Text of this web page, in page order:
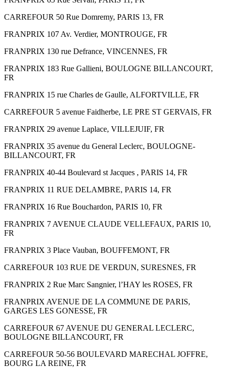
CARREFOUR 50 Rue Domremy, PARIS 13, FR
FRANPRIX 107 Av. Verdier, MONTROUGE, FR
FRANPRIX 130 rue Defrance, VINCENNES, FR
FRANPRIX 183 Rue Gallieni, BOULOGNE BILLANCOURT,
FR
FRANPRIX 15 rue Charles de Gaulle, ALFORTVILLE, FR
CARREFOUR 5 avenue Faidherbe, LE PRE ST GERVAIS, FR
FRANPRIX 29 avenue Laplace, VILLEJUIF, FR
FRANPRIX 35 avenue du General Leclerc, BOULOGNE-
BILLANCOURT, FR
FRANPRIX 40-44 Boulevard st Jacques , PARIS 14, FR
FRANPRIX 11 RUE DELAMBRE, PARIS 14, FR
FRANPRIX 16 Rue Bouchardon, PARIS 10, FR
FRANPRIX 7 AVENUE CLAUDE VELLEFAUX, PARIS 10,
FR
FRANPRIX 3 Place Vauban, BOUFFEMONT, FR
CARREFOUR 103 RUE DE VERDUN, SURESNES, FR
FRANPRIX 2 Rue Marc Sangnier, l’HAY les ROSES, FR
FRANPRIX AVENUE DE LA COMMUNE DE PARIS,
GARGES LES GONESSE, FR
CARREFOUR 67 AVENUE DU GENERAL LECLERC,
BOULOGNE BILLANCOURT, FR
CARREFOUR 50-56 BOULEVARD MARECHAL JOFFRE,
BOURG LA REINE, FR